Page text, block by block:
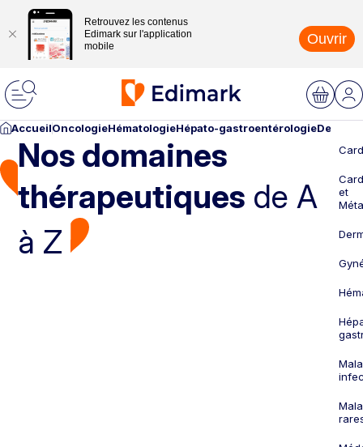
Retrouvez les contenus
Edimark sur l'application
mobile
Ouvrir
AccueilOncologieHématologieHépato-gastroentérologie
Nos domaines
thérapeutiques de A
à Z
et